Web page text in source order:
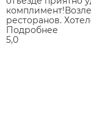
ресторанов.
Подробнее
5,0